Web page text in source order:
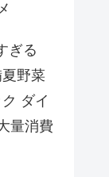
ぎる
野菜
ダイ
量消費